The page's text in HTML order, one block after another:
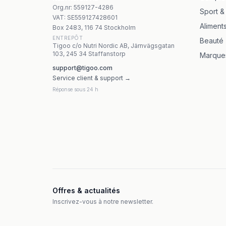
Himalaya Septilin 100 tabletter
Yango - Oregano Extract 500 mg kapslar
Org.nr: 559127-4286
VAT: SE559127428601
Box 2483, 116 74 Stockholm
ENTREPÔT
Tigoo c/o Nutri Nordic AB, Järnvägsgatan
103, 245 34 Staffanstorp
support@tigoo.com
Service client & support →
Réponse sous 24 h
Sport &
Beauté
Offres & actualités
Inscrivez-vous à notre newsletter.